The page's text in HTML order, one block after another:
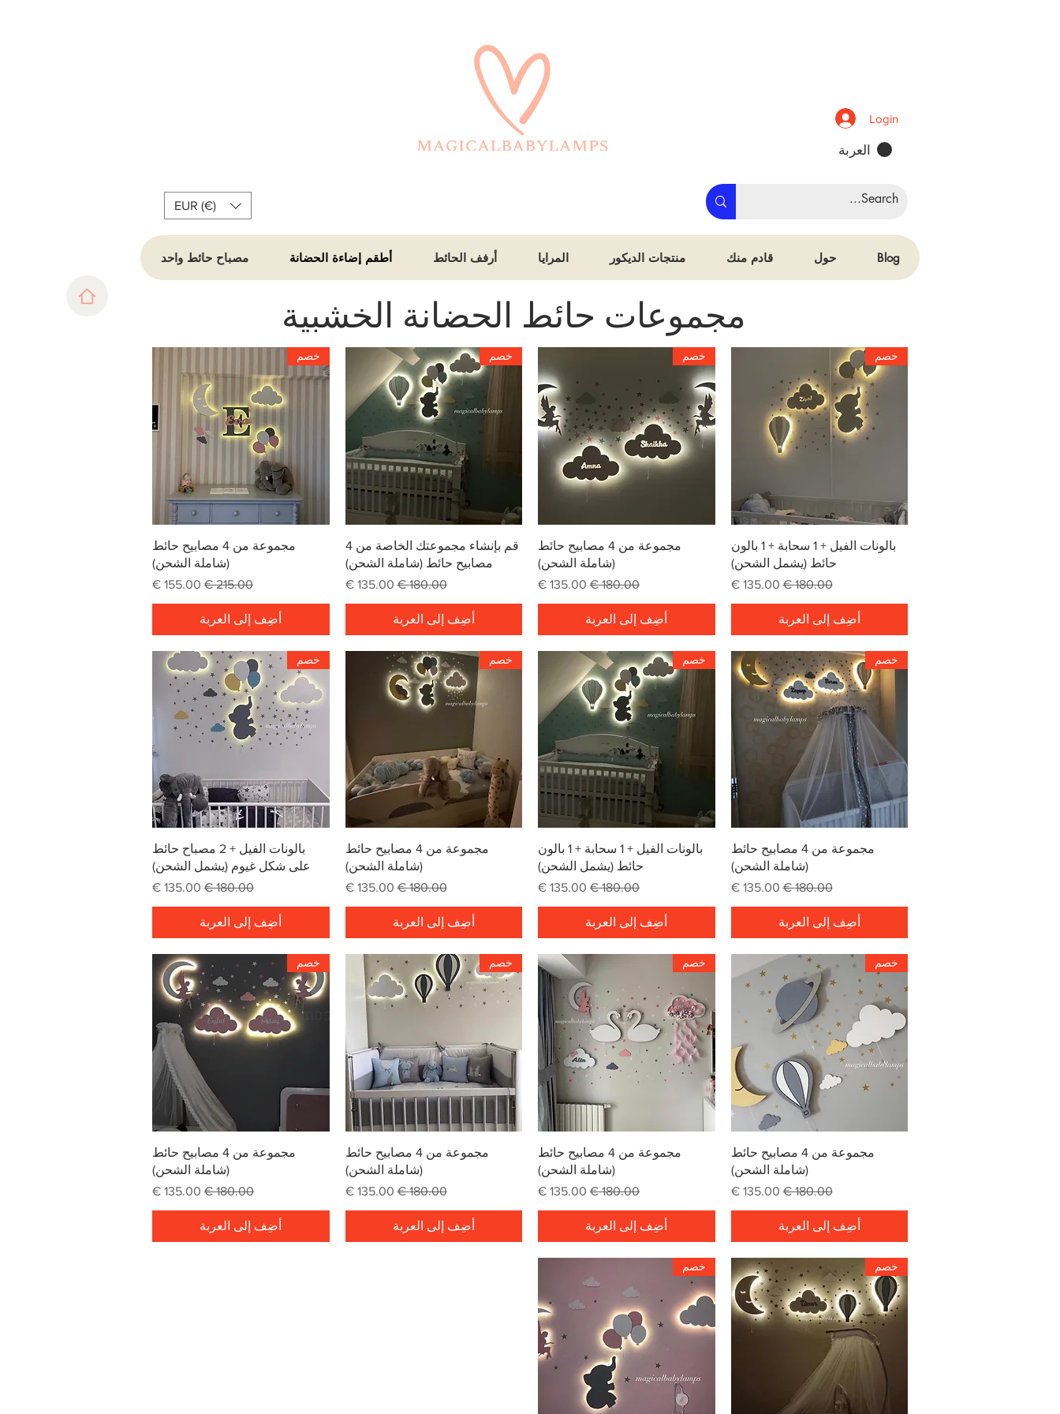
EUR (€)
Login
العربة
مصباح حائط واحد أطقم إضاءة الحضانة أرفف الحائط المرايا منتجات الديكور قادم منك حول Blog
مجموعات حائط الحضانة الخشبية
العرض السريع
خصم
بالونات الفيل + 1 سحابة + 1 بالون
حائط (يشمل الشحن)
سعر عادي‏180.00 € سعر البيع
أضِف إلى العربة
العرض السريع
خصم
مجموعة من 4 مصابيح حائط
(شاملة الشحن)
سعر عادي سعر البيع
أضِف إلى العربة
العرض السريع
خصم
قم بإنشاء مجموعتك الخاصة من 4
مصابيح حائط (شاملة الشحن)
سعر عادي‏180.00 € سعر البيع
أضِف إلى العربة
العرض السريع
خصم
مجموعة من 4 مصابيح حائط
(شاملة الشحن)
سعر عاديسعر البيع
أضِف إلى العربة
العرض السريع
خصم
مجموعة من 4 مصابيح حائط
(شاملة الشحن)
سعر عادي‏180.00 € سعر البيع
أضِف إلى العربة
العرض السريع
خصم
بالونات الفيل + 1 سحابة + 1 بالون
حائط (يشمل الشحن)
سعر عادي سعر البيع
أضِف إلى العربة
العرض السريع
خصم
مجموعة من 4 مصابيح حائط
(شاملة الشحن)
سعر عادي‏180.00 € سعر البيع
أضِف إلى العربة
العرض السريع
خصم
بالونات الفيل + 2 مصباح حائط
على شكل غيوم (يشمل الشحن)
سعر عادي سعر البيع
أضِف إلى العربة
العرض السريع
خصم
مجموعة من 4 مصابيح حائط
(شاملة الشحن)
سعر عادي‏180.00 € سعر البيع
أضِف إلى العربة
العرض السريع
خصم
مجموعة من 4 مصابيح حائط
(شاملة الشحن)
سعر عادي سعر البيع
أضِف إلى العربة
العرض السريع
خصم
مجموعة من 4 مصابيح حائط
(شاملة الشحن)
سعر عادي‏180.00 € سعر البيع
أضِف إلى العربة
العرض السريع
خصم
مجموعة من 4 مصابيح حائط
(شاملة الشحن)
سعر عادي سعر البيع
أضِف إلى العربة
خصم خصم